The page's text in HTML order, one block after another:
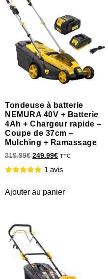
Tondeuse à batterie
NEMURA 40V + Batterie
4Ah + Chargeur rapide –
Coupe de 37cm –
Mulching + Ramassage
319.99€ 249.99€ TTC
1 avis
Ajouter au panier